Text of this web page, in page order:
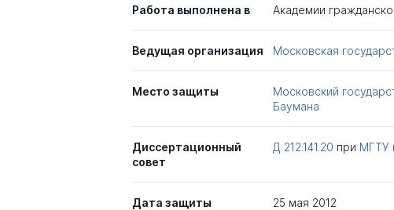
Работа выполнена в Академии
Ведущая организация Московская
Место защиты
Московский
Баумана
Диссертационный
совет
Д 212.141.20 при МГТУ
Дата защиты 25 мая 2012